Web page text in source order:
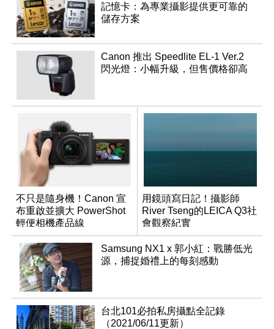
記憶卡：為專業攝影提供更可靠的
儲存方案
Canon 推出 Speedlite EL-1 Ver.2
閃光燈：小幅升級，但售價格卻高
不只是隨身機！Canon 宣
布重啟並擴大 PowerShot
輕便相機產品線
用鏡頭寫日記！攝影師
River Tseng的LEICA Q3社
會觀察紀實
Samsung NX1 x 郭小紅：戰勝低光
源，捕捉婚禮上的每刻感動
台北101必拍私房攝點全記錄
（2021/06/11更新）